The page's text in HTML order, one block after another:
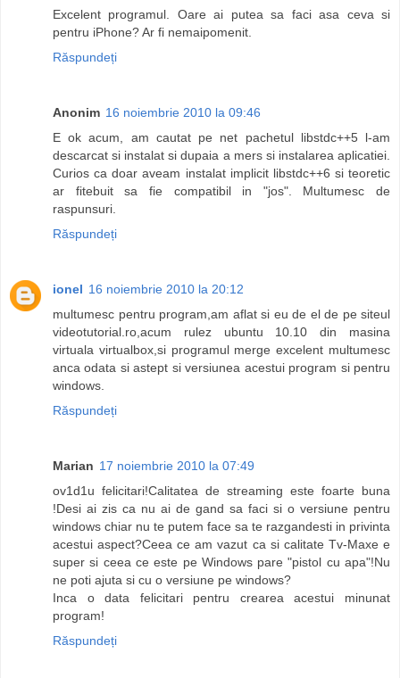
Excelent programul. Oare ai putea sa faci asa ceva si
pentru iPhone? Ar fi nemaipomenit.
Răspundeți
Anonim 16 noiembrie 2010 la 09:46
E ok acum, am cautat pe net pachetul libstdc++5 l-am
descarcat si instalat si dupaia a mers si instalarea aplicatiei.
Curios ca doar aveam instalat implicit libstdc++6 si teoretic
ar fitebuit sa fie compatibil in "jos". Multumesc de
raspunsuri.
Răspundeți
ionel 16 noiembrie 2010 la 20:12
multumesc pentru program,am aflat si eu de el de pe siteul
videotutorial.ro,acum rulez ubuntu 10.10 din masina
virtuala virtualbox,si programul merge excelent multumesc
anca odata si astept si versiunea acestui program si pentru
windows.
Răspundeți
Marian 17 noiembrie 2010 la 07:49
ov1d1u felicitari!Calitatea de streaming este foarte buna
!Desi ai zis ca nu ai de gand sa faci si o versiune pentru
windows chiar nu te putem face sa te razgandesti in privinta
acestui aspect?Ceea ce am vazut ca si calitate Tv-Maxe e
super si ceea ce este pe Windows pare "pistol cu apa"!Nu
ne poti ajuta si cu o versiune pe windows?
Inca o data felicitari pentru crearea acestui minunat
program!
Răspundeți